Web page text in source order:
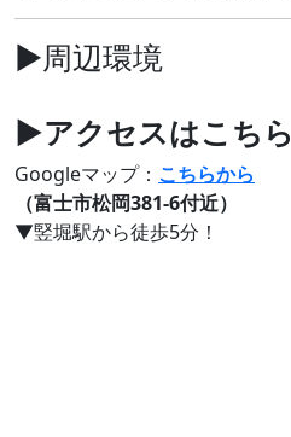
▶周辺環境
▶アクセスはこちら
Googleマップ： こちらから
（富士市松岡381-6付近）
▼竪堀駅から徒歩5分！